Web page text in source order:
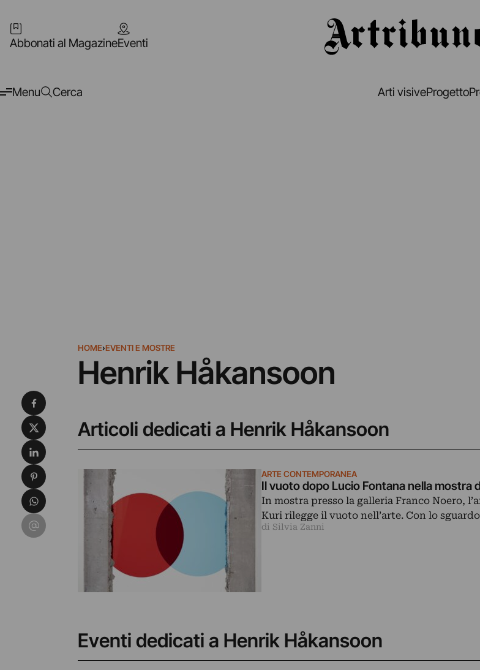
Abbonati al MagazineEventi
Menu Cerca Arti visiveProgetto
HOME›EVENTI E MOSTRE
Henrik Håkansoon
Articoli dedicati a Henrik Håkansoon
ARTE CONTEMPORANEA
Il vuoto dopo Lucio Fontana nella mostra
In mostra presso la galleria Franco Noero,
Kuri rilegge il vuoto nell’arte. Con lo
di Silvia Zanni
Eventi dedicati a Henrik Håkansoon
Condividi su Facebook
Condividi su X
Condividi su LinkedIn
Condividi su Pinterest
Condividi su WhatsApp
Condividi su Email